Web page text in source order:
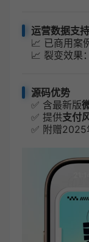
运营数据支持
📈 已商用案
📈 裂变效果
源码优势
✅ 含最新版
✅ 提供支付
✅ 附赠2025